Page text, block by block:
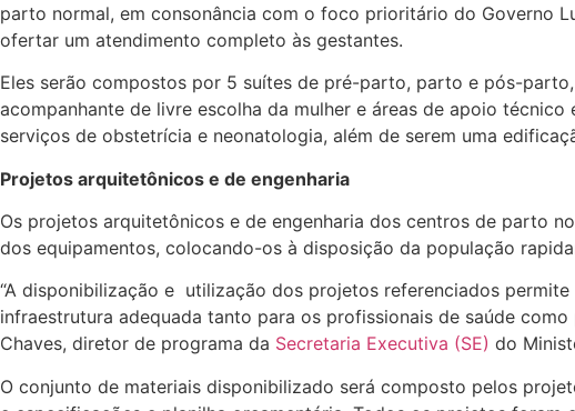
parto normal, em consonância com o foco prioritário do Governo
ofertar um atendimento completo às gestantes.
Eles serão compostos por 5 suítes de pré-parto, parto e pós-
acompanhante de livre escolha da mulher e áreas de apoio
serviços de obstetrícia e neonatologia, além de serem uma
Projetos arquitetônicos e de engenharia
Os projetos arquitetônicos e de engenharia dos centros de parto
dos equipamentos, colocando-os à disposição da população
“A disponibilização e utilização dos projetos referenciados
infraestrutura adequada tanto para os profissionais de saúde
Chaves, diretor de programa da Secretaria Executiva (SE) do
O conjunto de materiais disponibilizado será composto pelos